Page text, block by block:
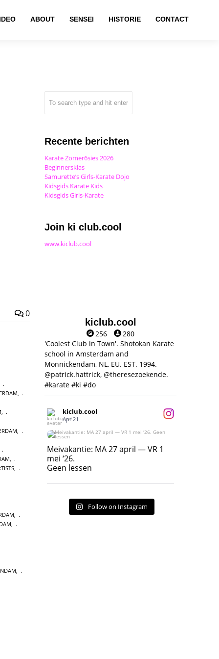
ABOUT SENSEI HISTORIE CONTACT
0
,
,
,
,
,
Recente berichten
Karate Zomer6sies 2026
Beginnersklas
Samurette’s Girls-Karate Dojo
Kidsgids Karate Kids
Kidsgids Girls-Karate
Join ki club.cool
www.kiclub.cool
kiclub.cool
256
280
'Coolest Club in Town'. Shotokan Karate
school in Amsterdam and
Monnickendam, NL, EU. EST. 1994.
@patrick.hattrick, @theresezoekende.
#karate #ki #do
kiclub.cool
Apr 21
Meivakantie: MA 27 april — VR 1 mei ‘26.
Geen lessen
17
Meivakantie: MA 27 april — VR 1
mei ‘26.
Geen lessen
Follow on Instagram